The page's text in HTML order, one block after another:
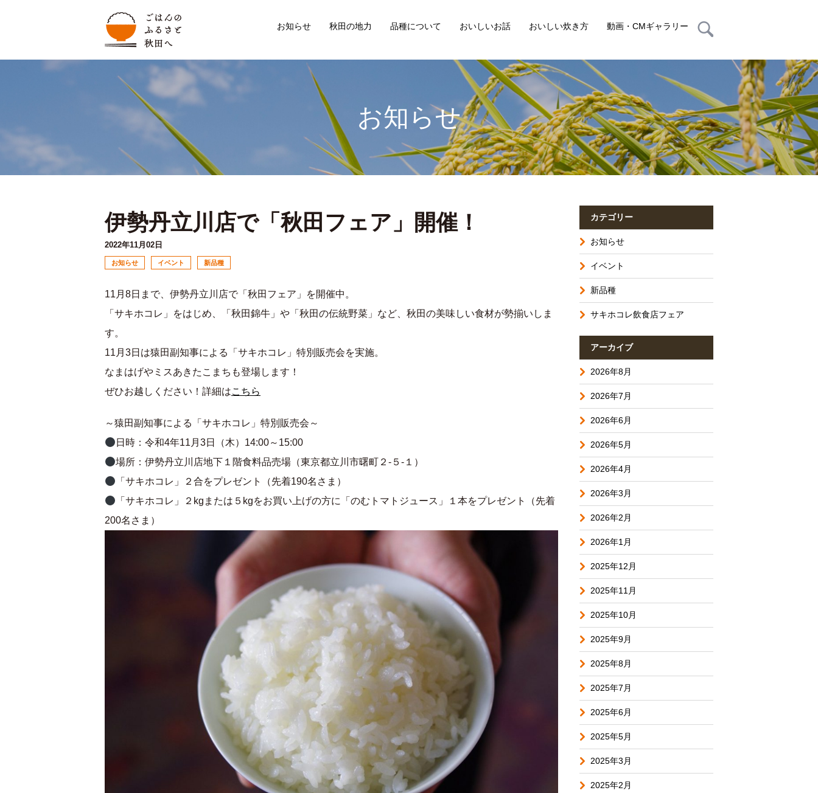
お知らせ 秋田の地力 品種について おいしいお話 おいしい炊き方 動画・CMギャラリー
お知らせ
伊勢丹立川店で「秋田フェア」開催！
2022年11月02日
お知らせ イベント 新品種
11月8日まで、伊勢丹立川店で「秋田フェア」を開催中。
「サキホコレ」をはじめ、「秋田錦牛」や「秋田の伝統野菜」など、秋田の美味しい食材が勢揃いしま
す。
11月3日は猿田副知事による「サキホコレ」特別販売会を実施。
なまはげやミスあきたこまちも登場します！
ぜひお越しください！詳細はこちら
～猿田副知事による「サキホコレ」特別販売会～
日時：令和4年11月3日（木）14:00～15:00
場所：伊勢丹立川店地下１階食料品売場（東京都立川市曙町２-５-１）
「サキホコレ」２合をプレゼント（先着190名さま）
「サキホコレ」２kgまたは５kgをお買い上げの方に「のむトマトジュース」１本をプレゼント（先着
200名さま）
カテゴリー
お知らせ
イベント
新品種
サキホコレ飲食店フェア
アーカイブ
2026年8月
2026年7月
2026年6月
2026年5月
2026年4月
2026年3月
2026年2月
2026年1月
2025年12月
2025年11月
2025年10月
2025年9月
2025年8月
2025年7月
2025年6月
2025年5月
2025年3月
2025年2月